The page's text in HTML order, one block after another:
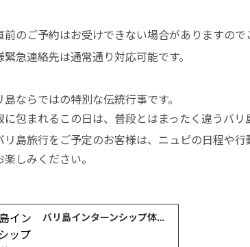
前のご予約はお受けできない場合がありますので
急連絡先は通常通り対応可能です。
ならではの特別な伝統行事です。
に包まれるこの日は、普段とはまったく違うバリ
リ島旅行をご予定のお客様は、ニュピの日程や
しみください。
バリ島インターンシップ体験｜サステナブル観光とSDGsを学ぶITDC視察